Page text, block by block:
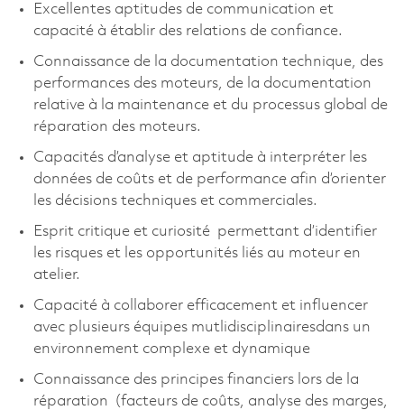
Excellentes aptitudes de communication et
capacité à établir des relations de confiance.
Connaissance de la documentation technique, des
performances des moteurs, de la documentation
relative à la maintenance et du processus global de
réparation des moteurs.
Capacités d’analyse et aptitude à interpréter les
données de coûts et de performance afin d’orienter
les décisions techniques et commerciales.
Esprit critique et curiosité permettant d’identifier
les risques et les opportunités liés au moteur en
atelier.
Capacité à collaborer efficacement et influencer
avec plusieurs équipes mutlidisciplinairesdans un
environnement complexe et dynamique
Connaissance des principes financiers lors de la
réparation (facteurs de coûts, analyse des marges,